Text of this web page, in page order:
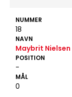
NUMMER
18
NAVN
Maybrit Nielsen
POSITION
-
MÅL
0